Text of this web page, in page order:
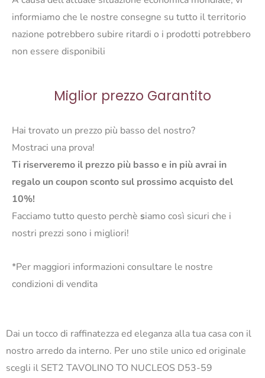
informiamo che le nostre consegne su tutto il territorio
nazione potrebbero subire ritardi o i prodotti potrebbero
non essere disponibili
Miglior prezzo Garantito
Hai trovato un prezzo più basso del nostro?
Mostraci una prova!
Ti riserveremo il prezzo più basso e in più avrai in
regalo un coupon sconto sul prossimo acquisto del
10%!
Facciamo tutto questo perchè siamo così sicuri che i
nostri prezzi sono i migliori!
*Per maggiori informazioni consultare le nostre
condizioni di vendita
Dai un tocco di raffinatezza ed eleganza alla tua casa con il
nostro arredo da interno. Per uno stile unico ed originale
scegli il SET2 TAVOLINO TO NUCLEOS D53-59